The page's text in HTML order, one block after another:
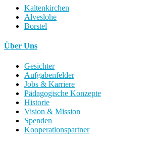
Kaltenkirchen
Alveslohe
Borstel
Über Uns
Gesichter
Aufgabenfelder
Jobs & Karriere
Pädagogische Konzepte
Historie
Vision & Mission
Spenden
Kooperationspartner